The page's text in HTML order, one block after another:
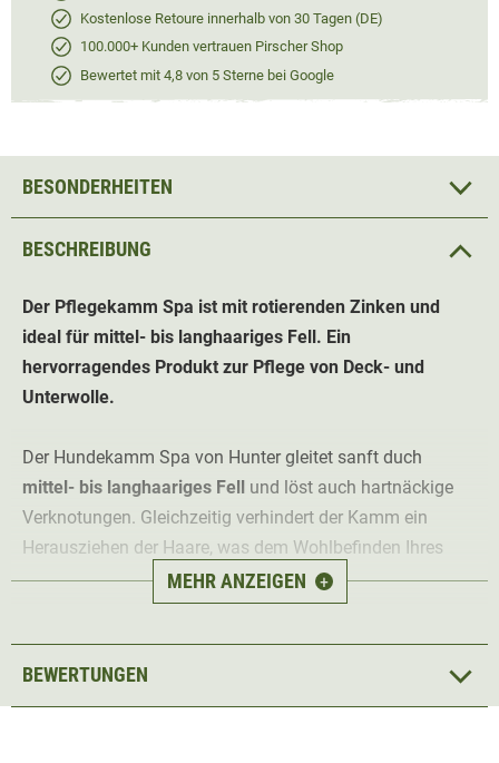
Kostenlose Retoure innerhalb von 30 Tagen (DE)
100.000+ Kunden vertrauen Pirscher Shop
Bewertet mit 4,8 von 5 Sterne bei Google
BESCHREIBUNG
Der Pflegekamm Spa ist mit rotierenden Zinken und
ideal für mittel- bis langhaariges Fell. Ein
hervorragendes Produkt zur Pflege von Deck- und
Unterwolle.
Der Hundekamm Spa von Hunter gleitet sanft duch
mittel- bis langhaariges Fell und löst auch hartnäckige
Verknotungen. Gleichzeitig verhindert der Kamm ein
Herausziehen der Haare, was dem Wohlbefinden Ihres
Hundes optimal zu Gute kommt.
Lederoptikermöglicht eine
und komfortable
MEHR ANZEIGEN +
BESONDERHEITEN
BEWERTUNGEN